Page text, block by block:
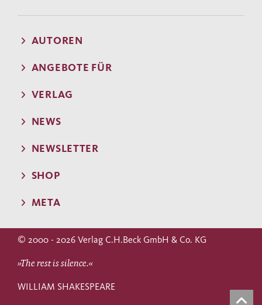
AUTOREN
ANGEBOTE FÜR
VERLAG
NEWS
NEWSLETTER
SHOP
META
© 2000 - 2026 Verlag C.H.Beck GmbH & Co. KG
»The rest is silence.«
WILLIAM SHAKESPEARE